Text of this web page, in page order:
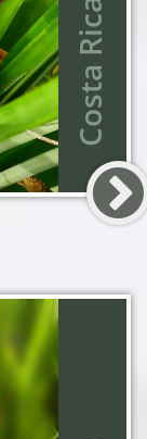
Costa Rica